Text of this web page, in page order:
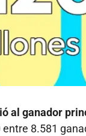
al ganador
8.581